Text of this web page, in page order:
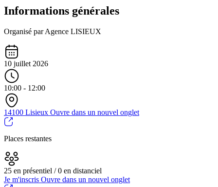
Informations générales
Organisé par Agence LISIEUX
10 juillet 2026
10:00 - 12:00
14100 Lisieux Ouvre dans un nouvel onglet
Places restantes
25 en présentiel / 0 en distanciel
Je m'inscris Ouvre dans un nouvel onglet